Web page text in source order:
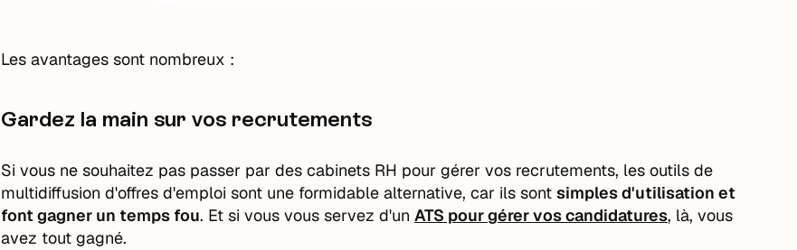
Les avantages sont nombreux :
Gardez la main sur vos recrutements
Si vous ne souhaitez pas passer par des cabinets RH pour gérer vos recrutements, les outils de
multidiffusion d'offres d'emploi sont une formidable alternative, car ils sont simples d'utilisation et
font gagner un temps fou. Et si vous vous servez d'un ATS pour gérer vos candidatures, là, vous
avez tout gagné.